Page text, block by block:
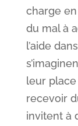
charge
du mal à
l’aide
leur
recevoir
invitent à